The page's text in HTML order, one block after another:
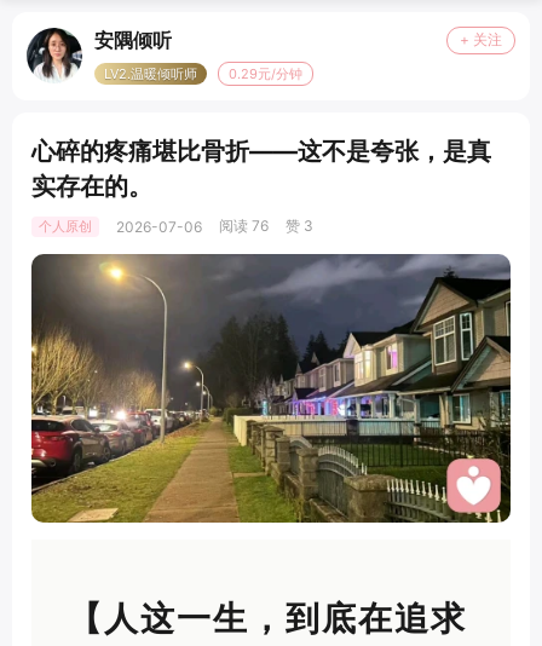
安隅倾听 + 关注
LV2.温暖倾听师 0.29元/分钟
心碎的疼痛堪比骨折——这不是夸张，是真
实存在的。
个人原创 2026-07-06 阅读 76 赞 3
【人这一生，到底在追求